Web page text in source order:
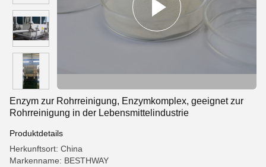
Enzym zur Rohrreinigung, Enzymkomplex, geeignet zur
Rohrreinigung in der Lebensmittelindustrie
Produktdetails
Herkunftsort: China
Markenname: BESTHWAY